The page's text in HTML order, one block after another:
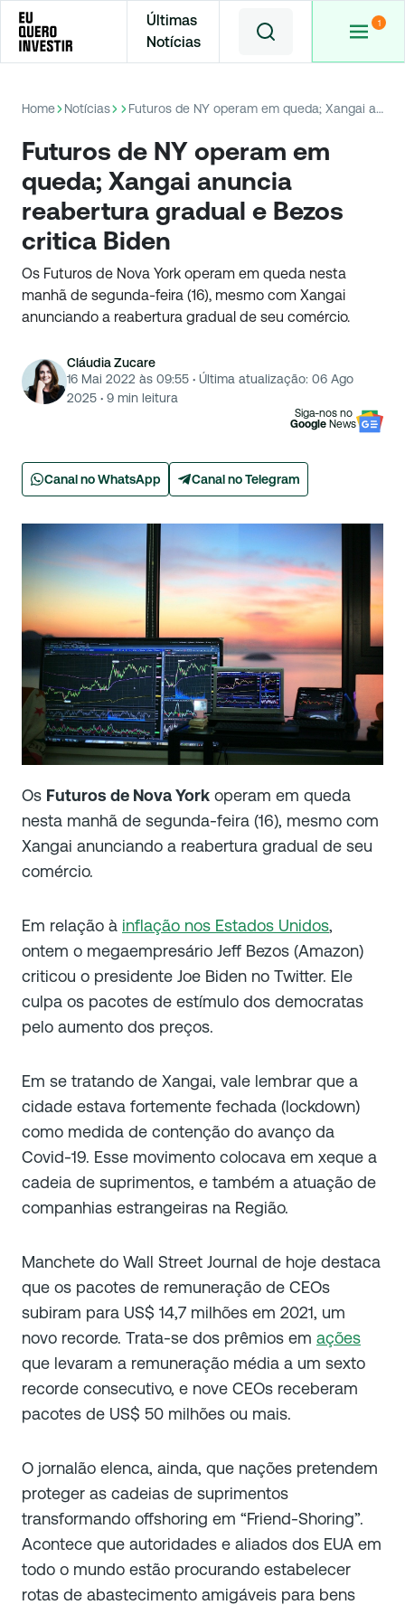
Últimas
Notícias
Home Notícias Futuros de NY operam em queda; Xangai anuncia reabertura gradual e Bezos critica Biden
Futuros de NY operam em
queda; Xangai anuncia
reabertura gradual e Bezos
critica Biden
Os Futuros de Nova York operam em queda nesta
manhã de segunda-feira (16), mesmo com Xangai
anunciando a reabertura gradual de seu comércio.
Cláudia Zucare
16 Mai 2022 às 09:55 · Última atualização: 06 Ago
2025 · 9 min leitura
Siga-nos no
Google News
Canal no WhatsApp Canal no Telegram
Os Futuros de Nova York operam em queda
nesta manhã de segunda-feira (16), mesmo com
Xangai anunciando a reabertura gradual de seu
comércio.
Em relação à inflação nos Estados Unidos,
ontem o megaempresário Jeff Bezos (Amazon)
criticou o presidente Joe Biden no Twitter. Ele
culpa os pacotes de estímulo dos democratas
pelo aumento dos preços.
Em se tratando de Xangai, vale lembrar que a
cidade estava fortemente fechada (lockdown)
como medida de contenção do avanço da
Covid-19. Esse movimento colocava em xeque a
cadeia de suprimentos, e também a atuação de
companhias estrangeiras na Região.
Manchete do Wall Street Journal de hoje destaca
que os pacotes de remuneração de CEOs
subiram para US$ 14,7 milhões em 2021, um
novo recorde. Trata-se dos prêmios em ações
que levaram a remuneração média a um sexto
recorde consecutivo, e nove CEOs receberam
pacotes de US$ 50 milhões ou mais.
O jornalão elenca, ainda, que nações pretendem
proteger as cadeias de suprimentos
transformando offshoring em “Friend-Shoring”.
Acontece que autoridades e aliados dos EUA em
todo o mundo estão procurando estabelecer
rotas de abastecimento amigáveis ​​para bens